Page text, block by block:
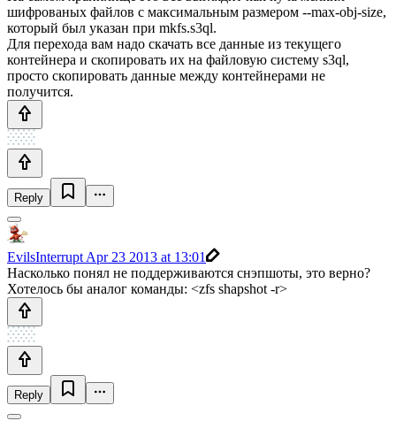
шифрованых файлов с максимальным размером --max-obj-size,
который был указан при mkfs.s3ql.
Для перехода вам надо скачать все данные из текущего
контейнера и скопировать их на файловую систему s3ql,
просто скопировать данные между контейнерами не
получится.
Reply
EvilsInterrupt Apr 23 2013 at 13:01
Насколько понял не поддерживаются снэпшоты, это верно?
Хотелось бы аналог команды: <zfs shapshot -r>
Reply